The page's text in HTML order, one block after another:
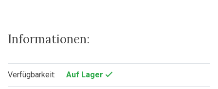
Informationen:
Verfügbarkeit: Auf Lager